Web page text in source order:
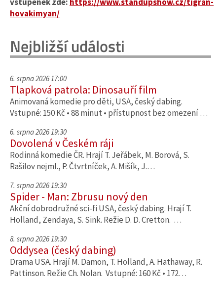
hovakimyan/
Nejbližší události
6. srpna 2026 17:00
Tlapková patrola: Dinosauří film
Animovaná komedie pro děti, USA, český dabing.
Vstupné: 150 Kč • 88 minut • přístupnost bez omezení …
6. srpna 2026 19:30
Dovolená v Českém ráji
Rodinná komedie ČR. Hrají T. Jeřábek, M. Borová, S.
Rašilov nejml., P. Čtvrtníček, A. Mišík, J.…
7. srpna 2026 19:30
Spider - Man: Zbrusu nový den
Akční dobrodružné sci-fi USA, český dabing. Hrají T.
Holland, Zendaya, S. Sink. Režie D. D. Cretton. …
8. srpna 2026 19:30
Oddysea (český dabing)
Drama USA. Hrají M. Damon, T. Holland, A. Hathaway, R.
Pattinson. Režie Ch. Nolan. Vstupné: 160 Kč • 172…